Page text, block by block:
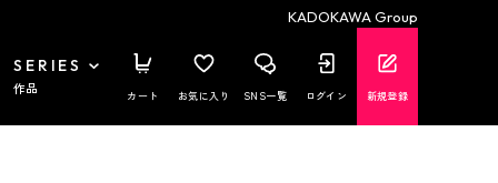
KADOKAWA Group
SERIES
作品 カート お気に入り SNS一覧 ログイン 新規登録